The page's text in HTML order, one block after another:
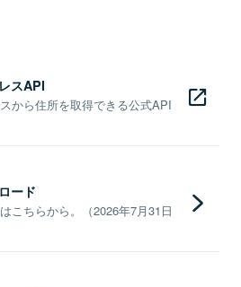
スAPI
から住所を取得できる公式API
ード
こちらから。（2026年7月31日